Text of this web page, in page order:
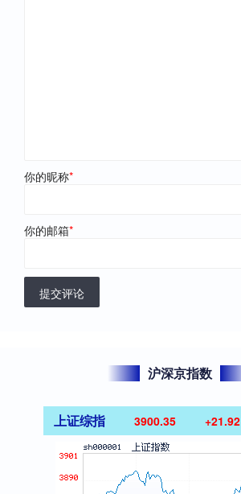
你的昵称*
你的邮箱*
提交评论
沪深京指数
上证综指 3900.35 +21.92